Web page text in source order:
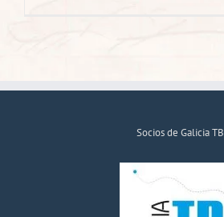
Socios de Galicia TB